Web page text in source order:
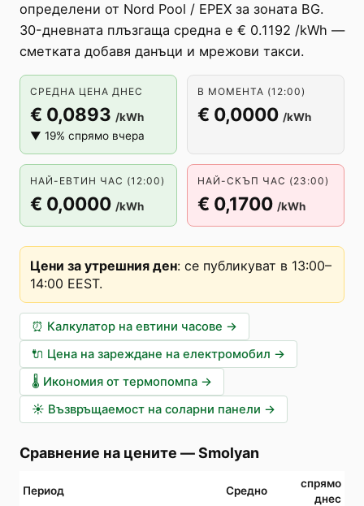
определени от Nord Pool / EPEX за зоната BG.
30-дневната плъзгаща средна е € 0.1192 /kWh —
сметката добавя данъци и мрежови такси.
СРЕДНА ЦЕНА ДНЕС
€ 0,0893 /kWh
▼ 19% спрямо вчера
В МОМЕНТА (12:00)
€ 0,0000 /kWh
НАЙ-ЕВТИН ЧАС (12:00)
€ 0,0000 /kWh
НАЙ-СКЪП ЧАС (23:00)
€ 0,1700 /kWh
Цени за утрешния ден: се публикуват в 13:00–
14:00 EEST.
⏰ Калкулатор на евтини часове →
🔌 Цена на зареждане на електромобил →
🌡️ Икономия от термопомпа →
☀️ Възвръщаемост на соларни панели →
Сравнение на цените —Smolyan
Период Средно
спрямо
днес